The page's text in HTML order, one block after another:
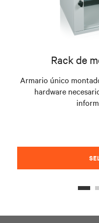
Rack de
Armario único
hardware